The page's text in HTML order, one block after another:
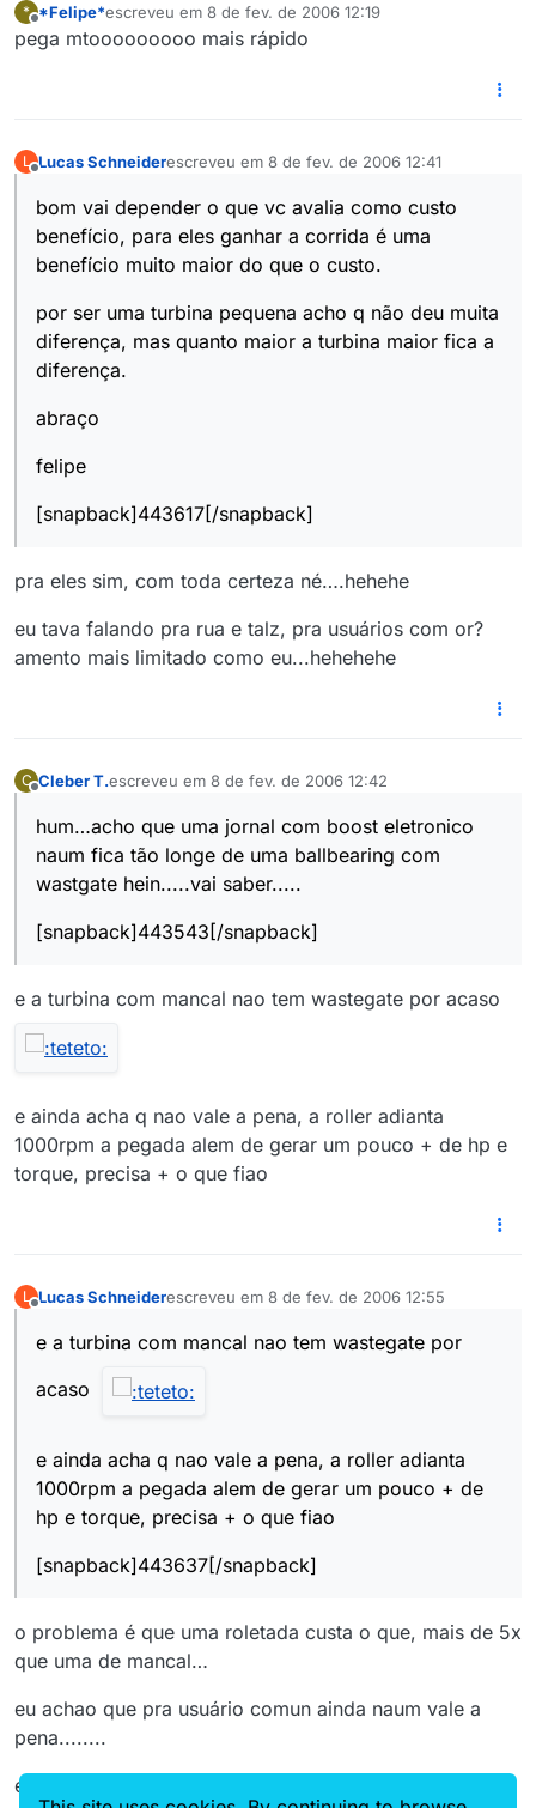
* *Felipe*escreveu em 8 de fev. de 2006 12:19
última edição por
pega mtooooooooo mais rápido
L Lucas Schneiderescreveu em 8 de fev. de 2006 12:41
última edição por
bom vai depender o que vc avalia como custo
benefício, para eles ganhar a corrida é uma
benefício muito maior do que o custo.
por ser uma turbina pequena acho q não deu muita
diferença, mas quanto maior a turbina maior fica a
diferença.
abraço
felipe
[snapback]443617[/snapback]
pra eles sim, com toda certeza né….hehehe
eu tava falando pra rua e talz, pra usuários com or?
amento mais limitado como eu...hehehehe
C Cleber T.escreveu em 8 de fev. de 2006 12:42
última edição por
hum…acho que uma jornal com boost eletronico
naum fica tão longe de uma ballbearing com
wastgate hein.....vai saber.....
[snapback]443543[/snapback]
e a turbina com mancal nao tem wastegate por acaso
e ainda acha q nao vale a pena, a roller adianta
1000rpm a pegada alem de gerar um pouco + de hp e
torque, precisa + o que fiao
L Lucas Schneiderescreveu em 8 de fev. de 2006 12:55
última edição por
e a turbina com mancal nao tem wastegate por
acaso
e ainda acha q nao vale a pena, a roller adianta
1000rpm a pegada alem de gerar um pouco + de
hp e torque, precisa + o que fiao
[snapback]443637[/snapback]
o problema é que uma roletada custa o que, mais de 5x
que uma de mancal…
eu achao que pra usuário comun ainda naum vale a
pena........
e sai bem mais barato uma de mancal com boost